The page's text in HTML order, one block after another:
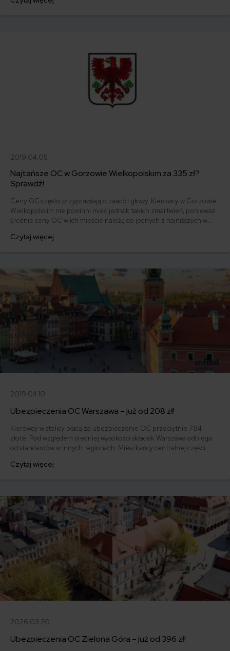
2006 r., który zapłacił jedynie 374 złote.
2019.04.05
Najtańsze OC w Gorzowie Wielkopolskim za 335 zł?
Sprawdź!
Ceny OC często przyprawiają o zawrót głowy. Kierowcy w Gorzowie
Wielkopolskim nie powinni mieć jednak takich zmartwień, ponieważ
średnie ceny OC w ich mieście należą do jednych z najniższych w
roku, średnia składka oscyluje w granicach 888 złotych. Co więcej –
Czytaj więcej
2019.04.10
Ubezpieczenia OC Warszawa – już od 208 zł!
Kierowcy w stolicy płacą za ubezpieczenie OC przeciętnie 784
złote. Pod względem średniej wysokości składek Warszawa odbiega
od standardów w innych regionach. Mieszkańcy centralnej części
złotych. W 2020 r. najtańsze OC w Warszawie wykupił 48-letni
Czytaj więcej
2026.03.20
Ubezpieczenia OC Zielona Góra – już od 396 zł!